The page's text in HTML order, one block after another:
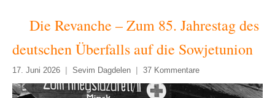
Die Revanche – Zum 85. Jahrestag des
deutschen Überfalls auf die Sowjetunion
17. Juni 2026 Sevim Dagdelen 37 Kommentare